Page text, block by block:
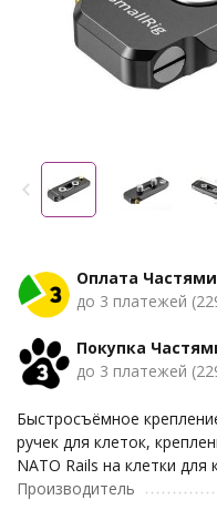
Оплата
до 3 платежей
Покупка
до 3 платежей
Быстросъёмное
ручек для клеток,
NATO Rails на клетки для
Производитель